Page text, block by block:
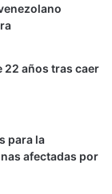
22 años tras caer
para la
afectadas por